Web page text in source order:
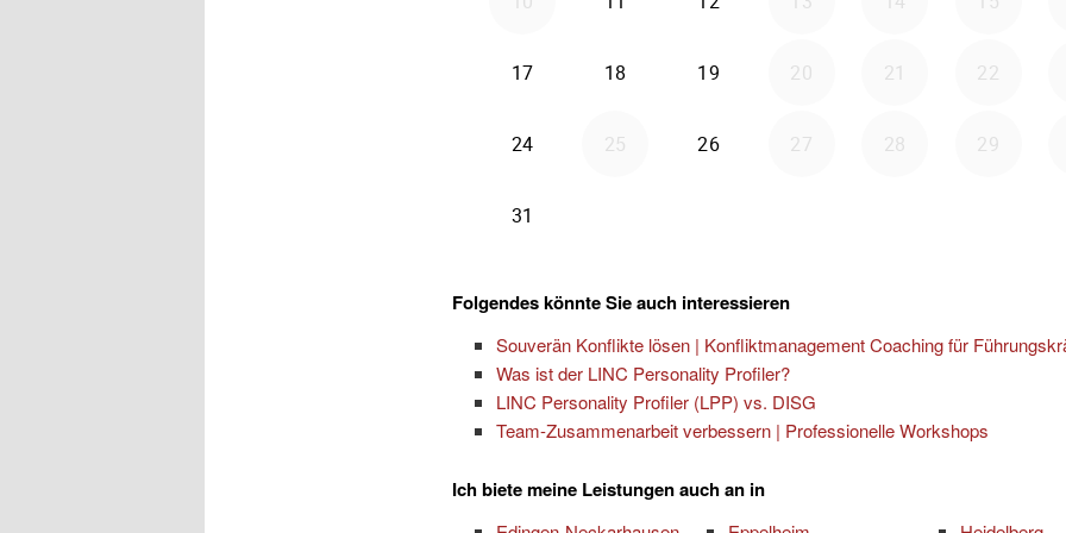
Folgendes könnte Sie auch interessieren
Souverän Konflikte lösen | Konfliktmanagement Coaching für
Was ist der LINC Personality Profiler?
LINC Personality Profiler (LPP) vs. DISG
Team-Zusammenarbeit verbessern | Professionelle Workshops
Ich biete meine Leistungen auch an in